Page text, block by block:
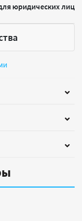
юридических лиц